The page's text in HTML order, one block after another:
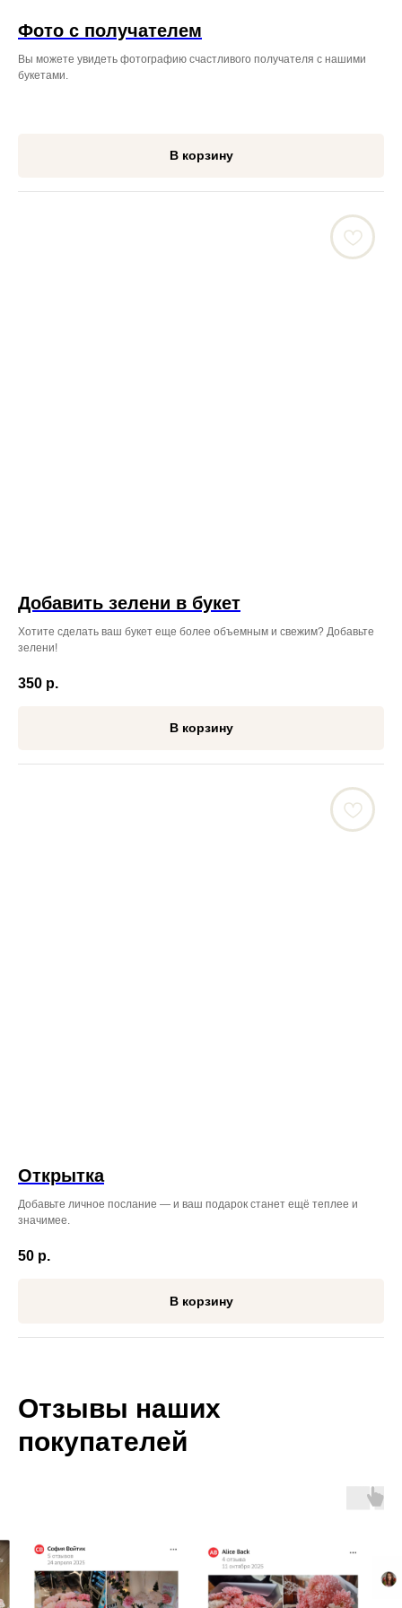
Фото с получателем
Вы можете увидеть фотографию счастливого получателя с нашими
букетами.
В корзину
Добавить зелени в букет
Хотите сделать ваш букет еще более объемным и свежим? Добавьте
зелени!
350 р.
В корзину
Открытка
Добавьте личное послание — и ваш подарок станет ещё теплее и
значимее.
50 р.
В корзину
Отзывы наших
покупателей